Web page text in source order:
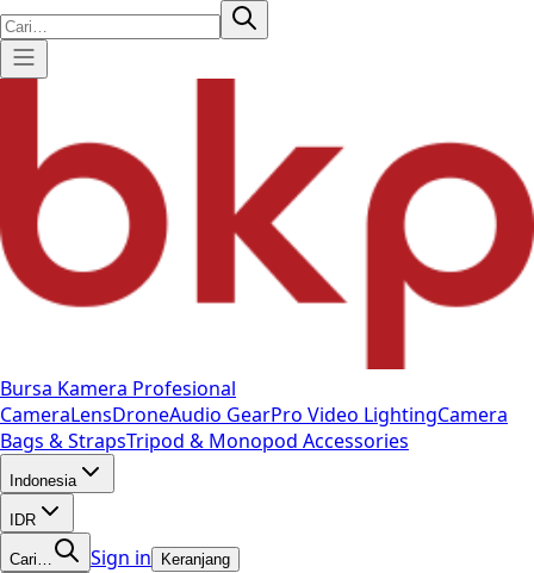
Bursa Kamera Profesional
CameraLensDroneAudio GearPro Video LightingCamera
Bags & StrapsTripod & Monopod Accessories
Indonesia
IDR
Cari… Sign in Keranjang